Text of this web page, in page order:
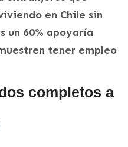
en Chile sin
un 60% apoyaría
tener empleo
completos a